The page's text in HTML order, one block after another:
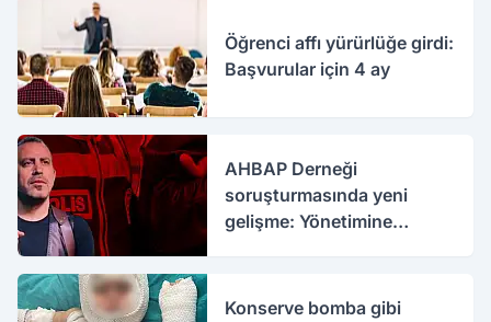
Öğrenci affı yürürlüğe girdi:
Başvurular için 4 ay
AHBAP Derneği
soruşturmasında yeni
gelişme: Yönetimine
Konserve bomba gibi